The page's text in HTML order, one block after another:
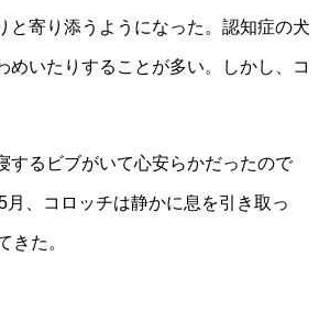
と寄り添うようになった。認知症の犬
いたりすることが多い。しかし、コ
するビブがいて心安らかだったので
、コロッチは静かに息を引き取っ
きた。